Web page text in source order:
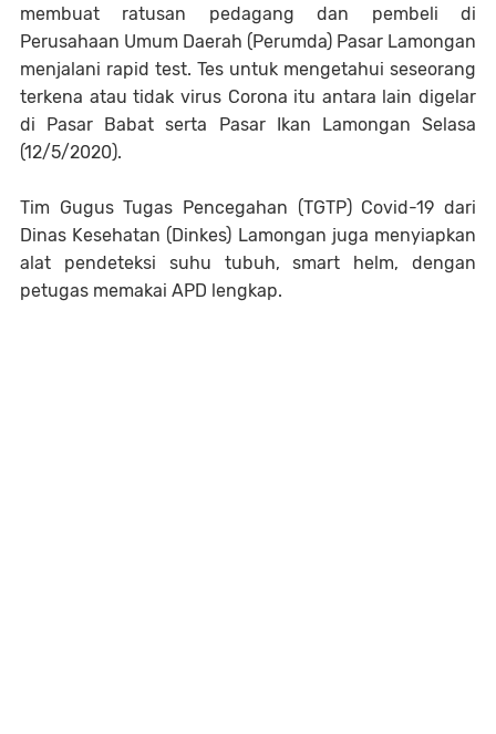
membuat ratusan pedagang dan pembeli di
Perusahaan Umum Daerah (Perumda) Pasar Lamongan
menjalani rapid test. Tes untuk mengetahui seseorang
terkena atau tidak virus Corona itu antara lain digelar
di Pasar Babat serta Pasar Ikan Lamongan Selasa
(12/5/2020).
Tim Gugus Tugas Pencegahan (TGTP) Covid-19 dari
Dinas Kesehatan (Dinkes) Lamongan juga menyiapkan
alat pendeteksi suhu tubuh, smart helm, dengan
petugas memakai APD lengkap.